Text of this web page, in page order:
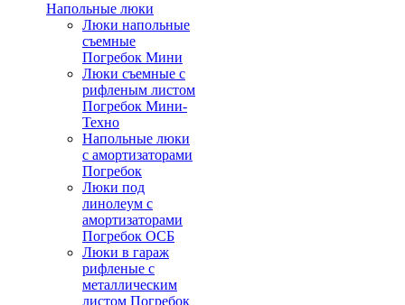
Напольные люки
Люки напольные
съемные
Погребок Мини
Люки съемные с
рифленым листом
Погребок Мини-
Техно
Напольные люки
с амортизаторами
Погребок
Люки под
линолеум с
амортизаторами
Погребок ОСБ
Люки в гараж
рифленые с
металлическим
листом Погребок